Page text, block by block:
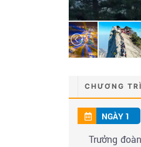
CHƯƠNG
NGÀY 1
Trưởng